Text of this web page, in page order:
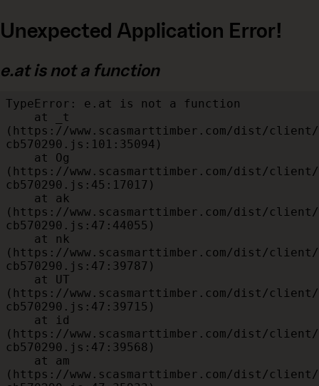
Unexpected Application Error!
e.at is not a function
TypeError: e.at is not a function
(https://www.scasmarttimber.com/dist/
cb570290.js:101:35094)
(https://www.scasmarttimber.com/dist/
cb570290.js:45:17017)
(https://www.scasmarttimber.com/dist/
cb570290.js:47:44055)
(https://www.scasmarttimber.com/dist/
cb570290.js:47:39787)
(https://www.scasmarttimber.com/dist/
cb570290.js:47:39715)
(https://www.scasmarttimber.com/dist/
cb570290.js:47:39568)
(https://www.scasmarttimber.com/dist/